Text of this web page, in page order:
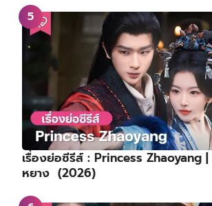
เรื่องย่อซีรีส์ : Princess Zhaoyang
หยาง (2026)